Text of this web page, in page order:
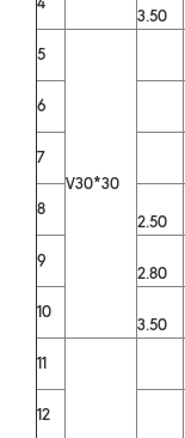
3.50
5
V30*30
6
7
8
2.50
9
2.80
10
3.50
11
12